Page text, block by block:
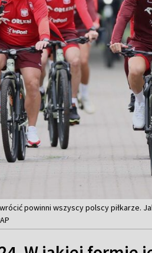
powinni wszyscy polscy piłkarze.